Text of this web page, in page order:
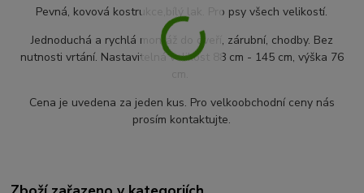
Pevná, kovová kostrukce,bílý lak. Pro psy všech velikostí.
Jednoduchá a rychlá montáž do dveří, zárubní, chodby. Bez
nutnosti vrtání. Nastavitelná velikost 88 cm - 145 cm, výška 76
Cena je uvedena za jeden kus. Pro velkoobchodní ceny nás
prosím kontaktujte.